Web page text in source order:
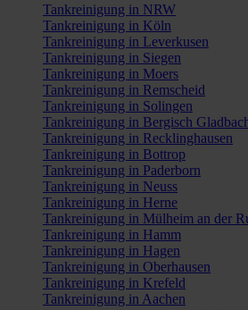
Tankreinigung in NRW
Tankreinigung in Köln
Tankreinigung in Leverkusen
Tankreinigung in Siegen
Tankreinigung in Moers
Tankreinigung in Remscheid
Tankreinigung in Solingen
Tankreinigung in Bergisch
Tankreinigung in Recklinghausen
Tankreinigung in Bottrop
Tankreinigung in Paderborn
Tankreinigung in Neuss
Tankreinigung in Herne
Tankreinigung in Mülheim an der
Tankreinigung in Hamm
Tankreinigung in Hagen
Tankreinigung in Oberhausen
Tankreinigung in Krefeld
Tankreinigung in Aachen